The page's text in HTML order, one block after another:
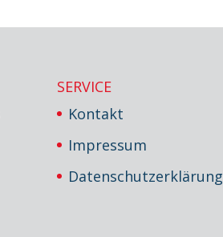
SERVICE
Kontakt
Impressum
Datenschutzerklärung